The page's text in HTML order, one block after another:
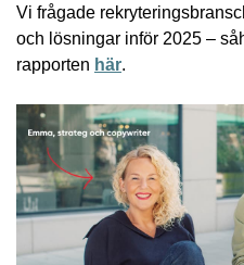
Vi frågade
och lösningar inför 2025 –
rapporten här.